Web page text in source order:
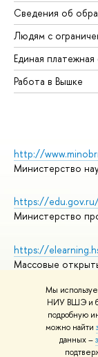
Мы
НИУ ВШЭ и
подробную
можно найти
данных –
Сведения об
Людям с
Единая платежная
Работа в Вышке
http://
Министерство
https://
Министерство
https://
Массовые
© НИУ ВШЭ
Условия
Политика